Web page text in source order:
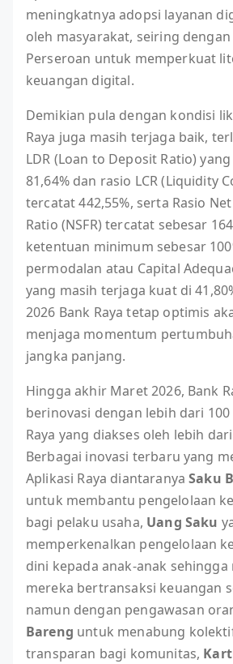
meningkatnya adopsi layanan
oleh masyarakat, seiring dengan
Perseroan untuk memperkuat
keuangan digital.
Demikian pula dengan kondisi
Raya juga masih terjaga baik,
LDR (Loan to Deposit Ratio)
81,64% dan rasio LCR (Liquidity
tercatat 442,55%, serta Rasio
Ratio (NSFR) tercatat sebesar
ketentuan minimum sebesar
permodalan atau Capital
yang masih terjaga kuat di
2026 Bank Raya tetap optimis
menjaga momentum
jangka panjang.
Hingga akhir Maret 2026, Bank
berinovasi dengan lebih dari
Raya yang diakses oleh lebih
Berbagai inovasi terbaru yang
Aplikasi Raya diantaranyaSaku
untuk membantu pengelolaan
bagi pelaku usaha, Uang Saku
memperkenalkan pengelolaan
dini kepada anak-anak
mereka bertransaksi keuangan
namun dengan pengawasan
Bareng untuk menabung
transparan bagi komunitas,